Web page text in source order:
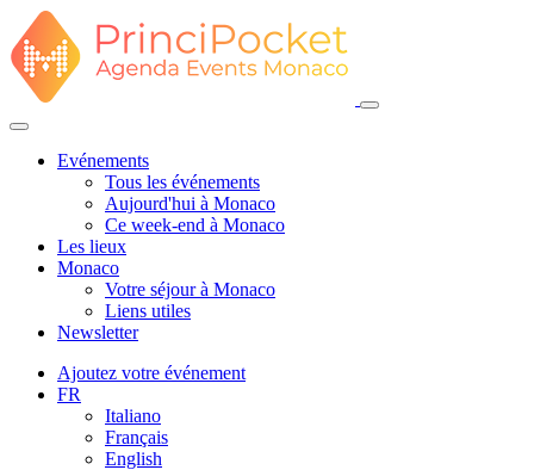
Evénements
Tous les événements
Aujourd'hui à Monaco
Ce week-end à Monaco
Les lieux
Monaco
Votre séjour à Monaco
Liens utiles
Newsletter
Ajoutez votre événement
FR
Italiano
Français
English